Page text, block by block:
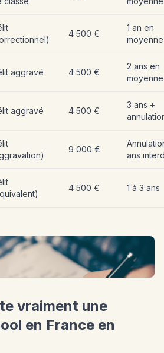
4 500 €
1 an en
moyenne
aggravé 4 500 €
2 ans en
moyenne
aggravé 4 500 €
3 ans +
9 000 €
ans
4 500 € 1 à 3 ans
vraiment une
en France en